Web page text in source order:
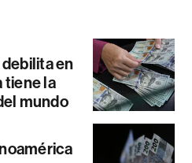
en
tiene la
mundo